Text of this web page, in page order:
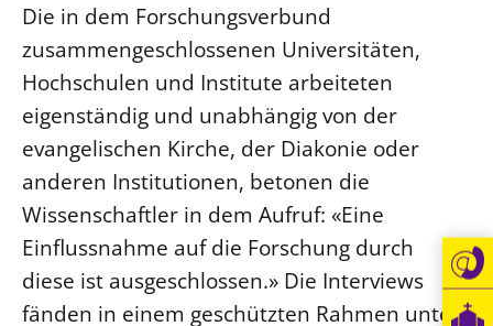
Die in dem Forschungsverbund
zusammengeschlossenen Universitäten,
Hochschulen und Institute arbeiteten
eigenständig und unabhängig von der
evangelischen Kirche, der Diakonie oder
anderen Institutionen, betonen die
Wissenschaftler in dem Aufruf: «Eine
Einflussnahme auf die Forschung durch
diese ist ausgeschlossen.» Die Interviews
fänden in einem geschützten Rahmen unter
Klimaschutzgesetz
Kunstreferat
NKVK
Öffentlichkeitsarbeit
Personalausschuss
Recht
Terminstundenplaner